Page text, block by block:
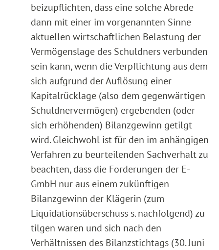
beizupflichten, dass eine solche Abrede
dann mit einer im vorgenannten Sinne
aktuellen wirtschaftlichen Belastung der
Vermögenslage des Schuldners verbunden
sein kann, wenn die Verpflichtung aus dem
sich aufgrund der Auflösung einer
Kapitalrücklage (also dem gegenwärtigen
Schuldnervermögen) ergebenden (oder
sich erhöhenden) Bilanzgewinn getilgt
wird. Gleichwohl ist für den im anhängigen
Verfahren zu beurteilenden Sachverhalt zu
beachten, dass die Forderungen der E-
GmbH nur aus einem zukünftigen
Bilanzgewinn der Klägerin (zum
Liquidationsüberschuss s. nachfolgend) zu
tilgen waren und sich nach den
Verhältnissen des Bilanzstichtags (30. Juni